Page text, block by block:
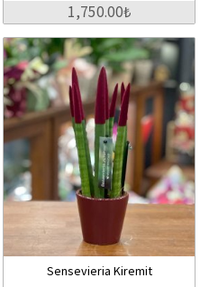
1,750.00₺
Sensevieria Kiremit